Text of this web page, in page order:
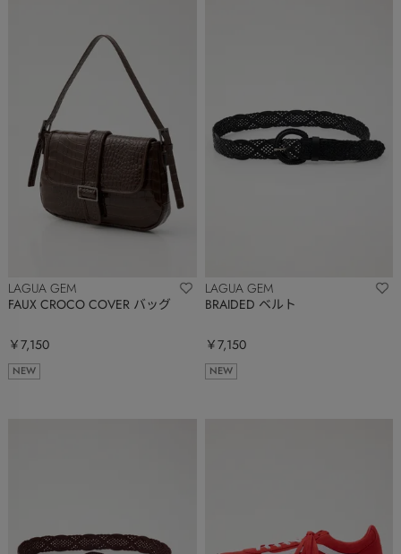
LAGUA GEM
FAUX CROCO COVER バッグ
￥7,150
NEW
LAGUA GEM
BRAIDED ベルト
￥7,150
NEW